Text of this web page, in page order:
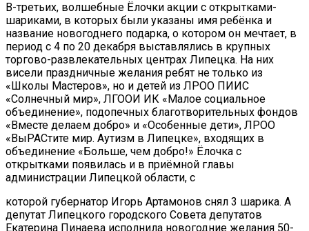
В-третьих, волшебные Ёлочки акции с открытками-
шариками, в которых были указаны имя ребёнка и
название новогоднего подарка, о котором он мечтает, в
период с 4 по 20 декабря выставлялись в крупных
торгово-развлекательных центрах Липецка. На них
висели праздничные желания ребят не только из
«Школы Мастеров», но и детей из ЛРОО ПИИС
«Солнечный мир», ЛГООИ ИК «Малое социальное
объединение», подопечных благотворительных фондов
«Вместе делаем добро» и «Особенные дети», ЛРОО
«ВыРАСтите мир. Аутизм в Липецке», входящих в
объединение «Больше, чем добро!» Ёлочка с
открытками появилась и в приёмной главы
администрации Липецкой области, с
которой губернатор Игорь Артамонов снял 3 шарика. А
депутат Липецкого городского Совета депутатов
Екатерина Пинаева исполнила новогодние желания 50-